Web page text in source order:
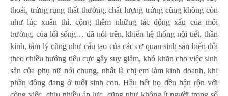
thoái, trứng rụng thất thường, chất lượng trứng cũng không còn
như lúc xuân thì, cộng thêm những tác động xấu của môi
trường, của lối sống… đã nói trên, khiến hệ thống nội tiết, thần
kinh, tâm lý cũng như cấu tạo của các cơ quan sinh sản biến đổi
theo chiều hướng tiêu cực gây suy giảm, khó khăn cho việc sinh
sản của phụ nữ nói chung, nhất là chị em làm kinh doanh, khi
phần đông đang ở tuổi sinh con. Hầu hết họ đều bận rộn với